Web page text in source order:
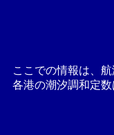
ここでの情報は、
各港の潮汐調和定